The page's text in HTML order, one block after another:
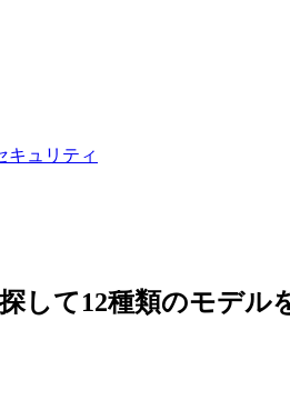
キュリティ
して12種類のモデル